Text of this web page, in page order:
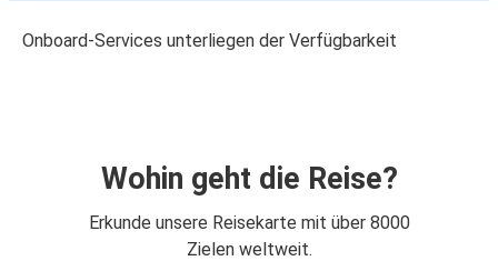
Onboard-Services unterliegen der Verfügbarkeit
Wohin geht die Reise?
Erkunde unsere Reisekarte mit über 8000
Zielen weltweit.